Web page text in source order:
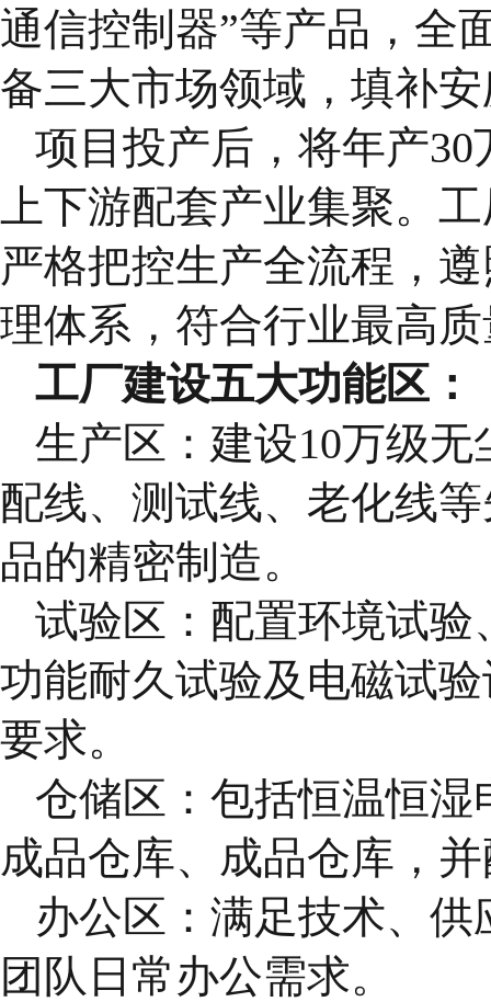
通信控制器”等产品，全
备三大市场领域，填补
项目投产后，将年产
上下游配套产业集聚。
严格把控生产全流程，
理体系，符合行业最高
工厂建设五大功能区：
生产区：建设10万级
配线、测试线、老化线
品的精密制造。
试验区：配置环境试
功能耐久试验及电磁试
要求。
仓储区：包括恒温恒
成品仓库、成品仓库，
办公区：满足技术、
团队日常办公需求。